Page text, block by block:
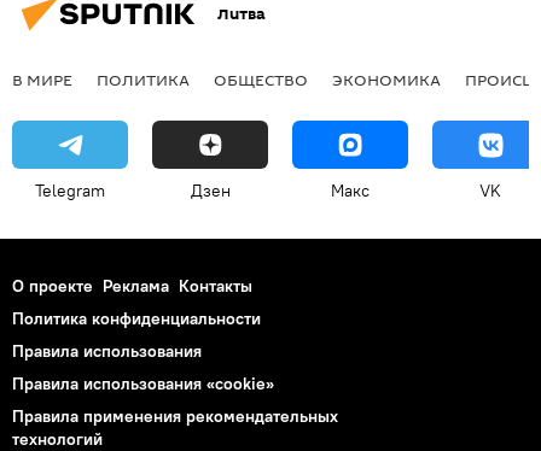
Литва
В МИРЕ ПОЛИТИКА ОБЩЕСТВО ЭКОНОМИКА
Telegram Дзен Макс VK
О проекте Реклама Контакты
Политика конфиденциальности
Правила использования
Правила использования «cookie»
Правила применения рекомендательных
технологий